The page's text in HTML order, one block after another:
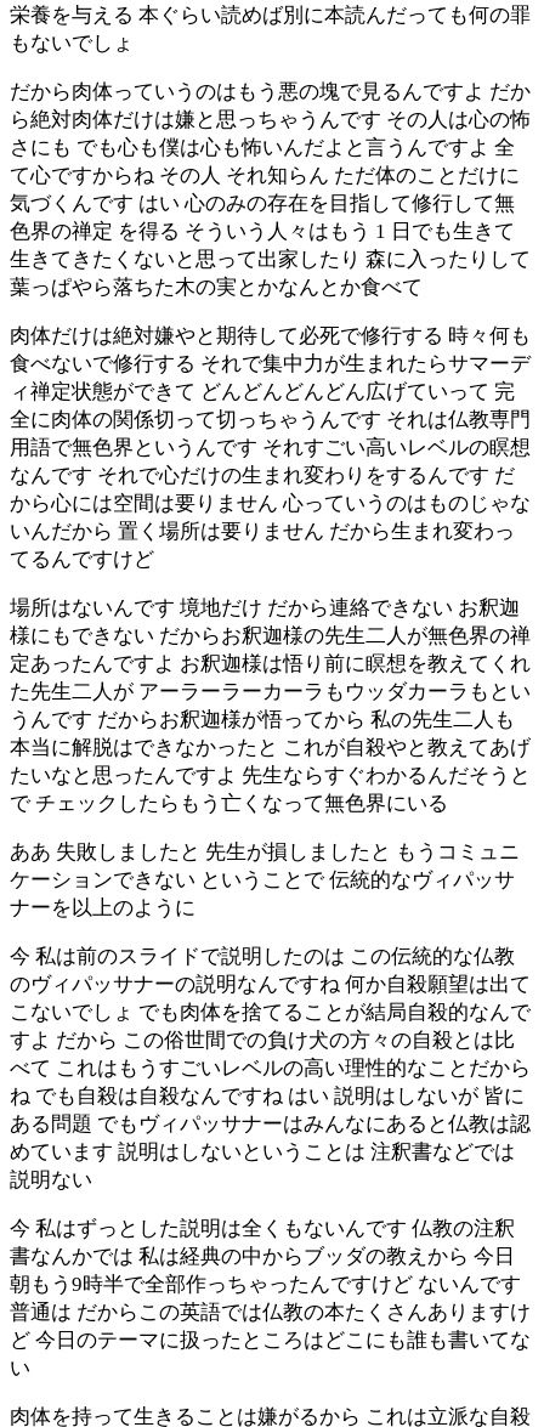
栄養を与える 本ぐらい読めば別に本読んだっても何の罪
もないでしょ
だから肉体っていうのはもう悪の塊で見るんですよ だか
ら絶対肉体だけは嫌と思っちゃうんです その人は心の怖
さにも でも心も僕は心も怖いんだよと言うんですよ 全
て心ですからね その人 それ知らん ただ体のことだけに
気づくんです はい 心のみの存在を目指して修行して無
色界の禅定 を得る そういう人々はもう 1 日でも生きて
生きてきたくないと思って出家したり 森に入ったりして
葉っぱやら落ちた木の実とかなんとか食べて
肉体だけは絶対嫌やと期待して必死で修行する 時々何も
食べないで修行する それで集中力が生まれたらサマーデ
ィ禅定状態ができて どんどんどんどん広げていって 完
全に肉体の関係切って切っちゃうんです それは仏教専門
用語で無色界というんです それすごい高いレベルの瞑想
なんです それで心だけの生まれ変わりをするんです だ
から心には空間は要りません 心っていうのはものじゃな
いんだから 置く場所は要りません だから生まれ変わっ
てるんですけど
場所はないんです 境地だけ だから連絡できない お釈迦
様にもできない だからお釈迦様の先生二人が無色界の禅
定あったんですよ お釈迦様は悟り前に瞑想を教えてくれ
た先生二人が アーラーラーカーラもウッダカーラもとい
うんです だからお釈迦様が悟ってから 私の先生二人も
本当に解脱はできなかったと これが自殺やと教えてあげ
たいなと思ったんですよ 先生ならすぐわかるんだそうと
で チェックしたらもう亡くなって無色界にいる
ああ 失敗しましたと 先生が損しましたと もうコミュニ
ケーションできない ということで 伝統的なヴィパッサ
ナーを以上のように
今 私は前のスライドで説明したのは この伝統的な仏教
のヴィパッサナーの説明なんですね 何か自殺願望は出て
こないでしょ でも肉体を捨てることが結局自殺的なんで
すよ だから この俗世間での負け犬の方々の自殺とは比
べて これはもうすごいレベルの高い理性的なことだから
ね でも自殺は自殺なんですね はい 説明はしないが 皆に
ある問題 でもヴィパッサナーはみんなにあると仏教は認
めています 説明はしないということは 注釈書などでは
説明ない
今 私はずっとした説明は全くもないんです 仏教の注釈
書なんかでは 私は経典の中からブッダの教えから 今日
朝もう9時半で全部作っちゃったんですけど ないんです
普通は だからこの英語では仏教の本たくさんありますけ
ど 今日のテーマに扱ったところはどこにも誰も書いてな
い
肉体を持って生きることは嫌がるから これは立派な自殺